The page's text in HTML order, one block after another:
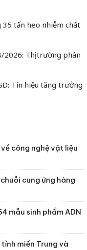
35 tấn heo nhiễm chất
2026: Thị trường phân
Tín hiệu tăng trưởng
công nghệ vật liệu
cung ứng hàng
mẫu sinh phẩm ADN
miền Trung và